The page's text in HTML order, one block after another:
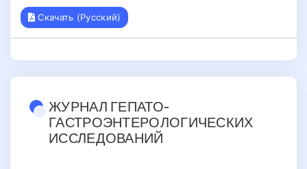
Скачать (Русский)
ЖУРНАЛ ГЕПАТО-
ГАСТРОЭНТЕРОЛОГИЧЕСКИХ
ИССЛЕДОВАНИЙ